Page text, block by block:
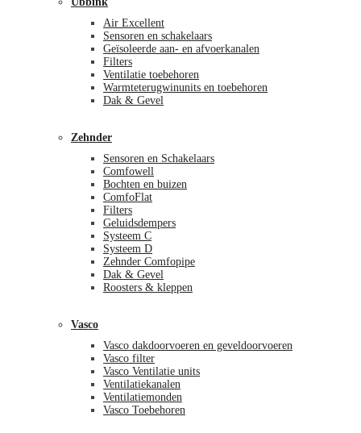
Air Excellent
Sensoren en schakelaars
Geïsoleerde aan- en afvoerkanalen
Filters
Ventilatie toebehoren
Warmteterugwinunits en toebehoren
Dak & Gevel
Zehnder
Sensoren en Schakelaars
Comfowell
Bochten en buizen
ComfoFlat
Filters
Geluidsdempers
Systeem C
Systeem D
Zehnder Comfopipe
Dak & Gevel
Roosters & kleppen
Vasco
Vasco dakdoorvoeren en geveldoorvoeren
Vasco filter
Vasco Ventilatie units
Ventilatiekanalen
Ventilatiemonden
Vasco Toebehoren